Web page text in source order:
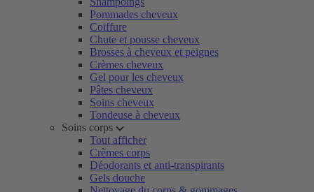
Pommades cheveux
Coiffure
Chute et pousse cheveux
Brosses à cheveux et peignes
Crèmes cheveux
Gel pour les cheveux
Pâtes cheveux
Soins cheveux
Tondeuse à cheveux
Soins corps
Tout afficher
Crèmes corps
Déodorants et anti-transpirants
Gels douche